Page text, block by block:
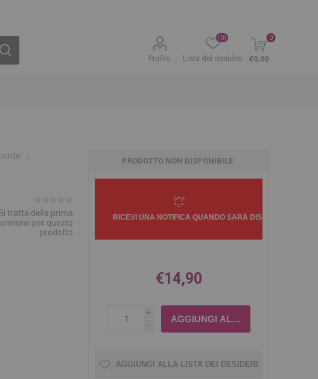
Profilo Lista dei desideri
(0) 0
€0,00
tratta della prima
per questo
prodotto
PRODOTTO NON DISPONIBILE.
€14,90
i
h
AGGIUNGI ALLA LISTA DEI DESIDERI